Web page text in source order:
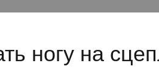
ногу на